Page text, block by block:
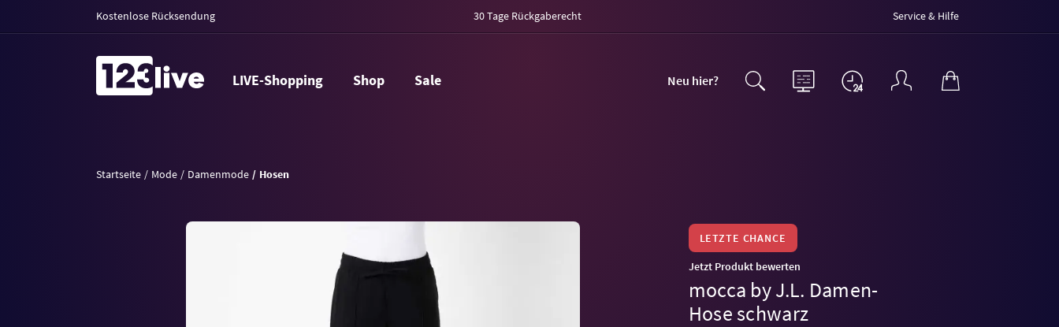
Kostenlose Rücksendung 30 Tage Rückgaberecht Service & Hilfe
LIVE-Shopping Shop Sale Neu hier?
Startseite Mode Damenmode Hosen
LETZTE CHANCE
Jetzt Produkt bewerten
mocca by J.L. Damen-
Hose schwarz